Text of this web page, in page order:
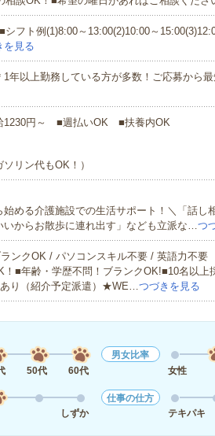
シフト例(1)8:00～13:00(2)10:00～
を見る
1年以上勤務している方が多数！ご応募から
1230円～ ■週払いOK ■扶養内OK
リン代もOK！）
始める介護施設での生活サポート！＼「話し
いからお散歩に連れ出す」なども立派な…つ
ンクOK / パソコンスキル不要 / 英語力不要
！■年齢・学歴不問！ブランクOK!■10名以上
り（紹介予定派遣）★WE…つづきを見る
50代 60代
男女比率
女性
しずか
仕事の仕方
テキパキ